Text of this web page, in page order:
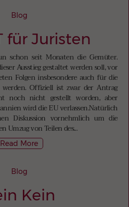
Blog
für Juristen
schon seit Monaten die Gemüter.
Ausstieg gestaltet werden soll, vor
Folgen insbesondere auch für die
Offiziell ist zwar der Antrag
noch nicht gestellt worden, aber
wird die EU verlassen.Natürlich
Diskussion vornehmlich um die
Umzug von Teilen des...
Read More
Blog
Kein